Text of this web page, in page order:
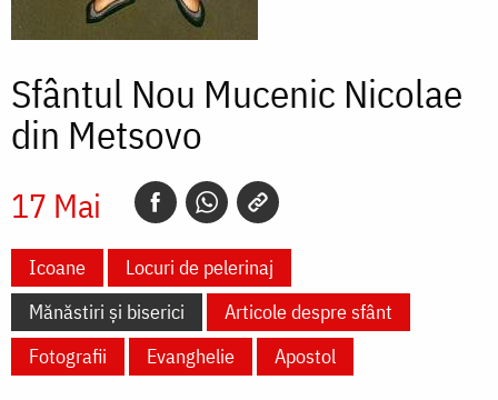
Sfântul Nou Mucenic Nicolae
din Metsovo
17 Mai
Icoane
Locuri de pelerinaj
Mănăstiri și biserici
Articole despre sfânt
Fotografii
Evanghelie Apostol